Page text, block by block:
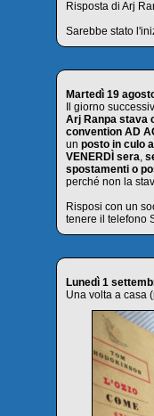
Risposta di Arj
Sarebbe stato
Martedì 19
Il giorno
Arj Ranpa stava
convention AD
un posto in culo
VENERDÌ sera,
spostamenti o
perché non la
Risposi con un
tenere il telefono
Lunedì 1
Una volta a casa